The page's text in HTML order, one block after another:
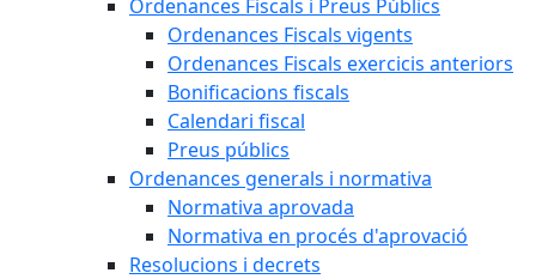
Ordenances Fiscals i Preus Públics
Ordenances Fiscals vigents
Ordenances Fiscals exercicis anteriors
Bonificacions fiscals
Calendari fiscal
Preus públics
Ordenances generals i normativa
Normativa aprovada
Normativa en procés d'aprovació
Resolucions i decrets